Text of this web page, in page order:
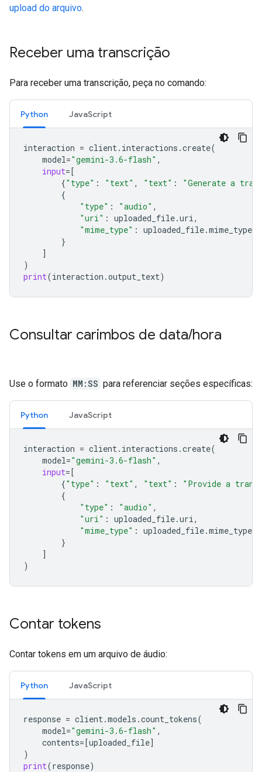
upload do arquivo.
Receber uma transcrição
Para receber uma transcrição, peça no comando:
Python JavaScript
interaction = client . interactions .create(
model="gemini-3.6-flash" ,
input=[
{"type" : "text" , "text" :
"Generate a
{
"type" : "audio" ,
"uri" : uploaded_file.uri ,
"mime_type" : uploaded_file.mime_type
}
]
)
print(interaction .output_text)
Consultar carimbos de data/hora
Use o formato MM:SS para referenciar seções específicas:
Python JavaScript
interaction = client . interactions .create(
model="gemini-3.6-flash" ,
input=[
{"type" : "text" , "text" :
"Provide a
{
"type" : "audio" ,
"uri" : uploaded_file.uri ,
"mime_type" : uploaded_file.mime_type
}
]
)
Contar tokens
Contar tokens em um arquivo de áudio:
Python JavaScript
response = client .models .count_tokens(
model="gemini-3.6-flash" ,
contents=[uploaded_file]
)
print(response)